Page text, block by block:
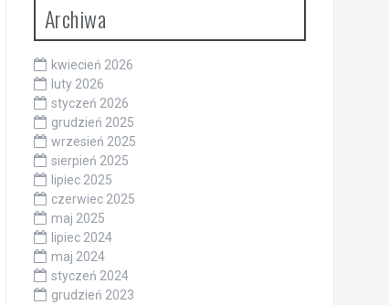
Archiwa
kwiecień 2026
luty 2026
styczeń 2026
grudzień 2025
wrzesień 2025
sierpień 2025
lipiec 2025
czerwiec 2025
maj 2025
lipiec 2024
maj 2024
styczeń 2024
grudzień 2023